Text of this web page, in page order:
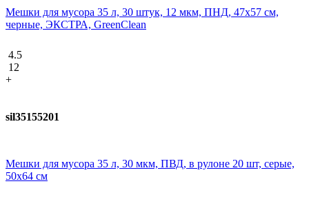
Мешки для мусора 35 л, 30 штук, 12 мкм, ПНД, 47х57 см,
черные, ЭКСТРА, GreenClean
4.5
12
+
sil35155201
Мешки для мусора 35 л, 30 мкм, ПВД, в рулоне 20 шт, серые,
50х64 см